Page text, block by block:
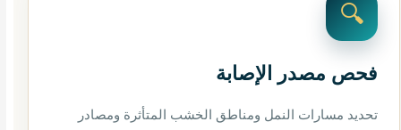
🔍
فحص مصدر الإصابة
تحديد مسارات النمل ومناطق الخشب المتأثرة ومصادر